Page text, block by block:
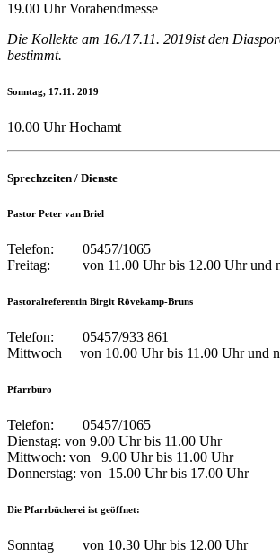
19.00 Uhr Vorabendmesse
Die Kollekte am 16./17.11. 2019ist den
bestimmt.
Sonntag, 17.11. 2019
10.00 Uhr Hochamt
Sprechzeiten / Dienste
Pastor Peter van Briel
Telefon: 05457/1065
Freitag: von 11.00 Uhr bis 12.00 Uhr und
Pastoralreferentin Birgit Rövekamp-Bruns
Telefon: 05457/933 861
Mittwoch von 10.00 Uhr bis 11.00 Uhr und
Pfarrbüro
Telefon: 05457/1065
Dienstag: von 9.00 Uhr bis 11.00 Uhr
Mittwoch: von 9.00 Uhr bis 11.00 Uhr
Donnerstag: von 15.00 Uhr bis 17.00 Uhr
Die Pfarrbücherei ist geöffnet:
Sonntag von 10.30 Uhr bis 12.00 Uhr